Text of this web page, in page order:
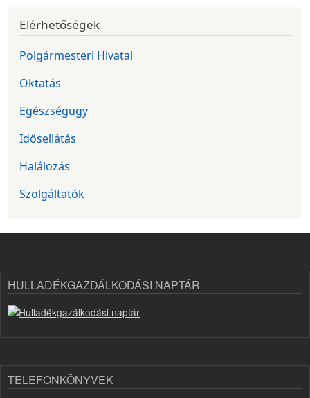
Elérhetőségek
Polgármesteri Hivatal
Oktatás
Egészségügy
Idősellátás
Halálozás
Szolgáltatók
HULLADÉKGAZDÁLKODÁSI NAPTÁR
TELEFONKÖNYVEK